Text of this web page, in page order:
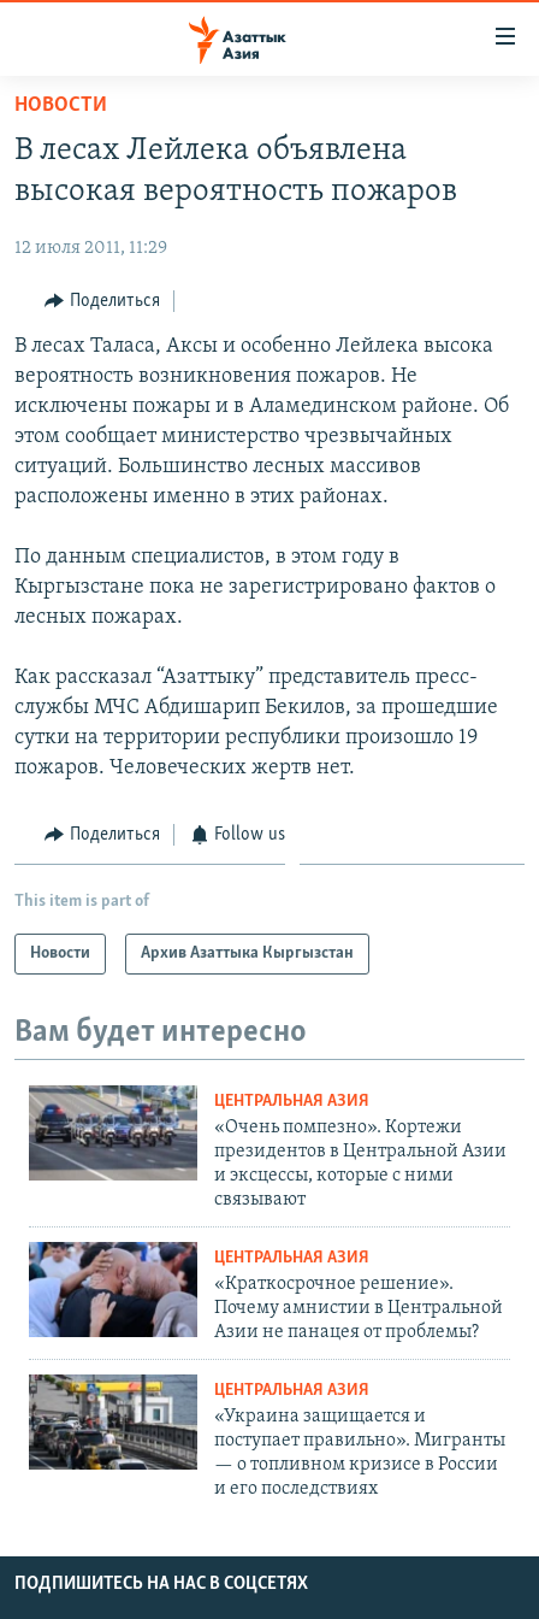
Вернуться
основному
содержанию
навигации
Вернутся
поиску
УЗБЕКИСТАН
ТАДЖИКИСТАН
ВОЙНА В УКРАИНЕ
НА ДРУГИХ ЯЗЫКАХ
ҚАЗАҚША
КЫРГЫЗЧА
ТОҶИКӢ
TÜRKMENÇE
Все сайты РСЕ/РС
НОВОСТИ
В лесах Лейлека объявлена
высокая вероятность пожаров
12 июля 2011, 11:29
Поделиться
В лесах Таласа, Аксы и особенно Лейлека высока
вероятность возникновения пожаров. Не
исключены пожары и в Аламединском районе. Об
этом сообщает министерство чрезвычайных
ситуаций. Большинство лесных массивов
расположены именно в этих районах.
По данным специалистов, в этом году в
Кыргызстане пока не зарегистрировано фактов о
лесных пожарах.
Как рассказал “Азаттыку” представитель пресс-
службы МЧС Абдишарип Бекилов, за прошедшие
сутки на территории республики произошло 19
пожаров. Человеческих жертв нет.
Поделиться Follow us
This item is part of
Новости Архив Азаттыка Кыргызстан
Вам будет интересно
ЦЕНТРАЛЬНАЯ АЗИЯ
«Очень помпезно». Кортежи
президентов в Центральной Азии
и эксцессы, которые с ними
связывают
ЦЕНТРАЛЬНАЯ АЗИЯ
«Краткосрочное решение».
Почему амнистии в Центральной
Азии не панацея от проблемы?
ЦЕНТРАЛЬНАЯ АЗИЯ
«Украина защищается и
поступает правильно». Мигранты
— о топливном кризисе в России
и его последствиях
ПОДПИШИТЕСЬ НА НАС В СОЦСЕТЯХ